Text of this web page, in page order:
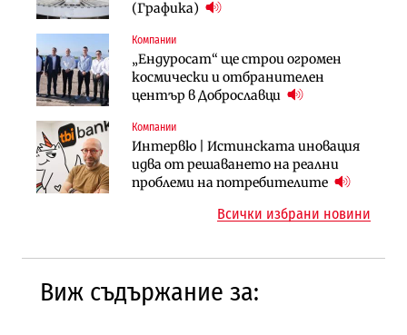
(Графика)
Компании
„Ендуросат“ ще строи огромен
космически и отбранителен
център в Доброславци
Компании
Интервю | Истинската иновация
идва от решаването на реални
проблеми на потребителите
няколко седмици, ако сушата
Компании
„Хювефарма“ подписа договор за
придобиване на Euroapi Italy
Инфраструктура
АПИ възложи промяната на
парцеларния план за
България продължава да се охлажда
Публични финанси
След 20 години застой: Данъчните
оценки на имотите може да бъдат
Инфраструктура
Вторият мост над Варненското
езеро става част от бъдещата
Всички избрани новини
Виж съдържание за: